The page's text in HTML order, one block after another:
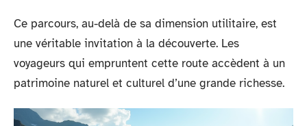
Ce parcours, au-delà de sa dimension utilitaire, est
une véritable invitation à la découverte. Les
voyageurs qui empruntent cette route accèdent à un
patrimoine naturel et culturel d’une grande richesse.